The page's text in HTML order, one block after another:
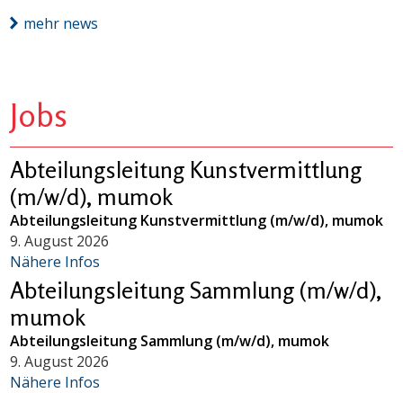
mehr news
Jobs
Abteilungsleitung Kunstvermittlung
(m/w/d), mumok
Abteilungsleitung Kunstvermittlung (m/w/d), mumok
9. August 2026
Nähere Infos
Abteilungsleitung Sammlung (m/w/d),
mumok
Abteilungsleitung Sammlung (m/w/d), mumok
9. August 2026
Nähere Infos